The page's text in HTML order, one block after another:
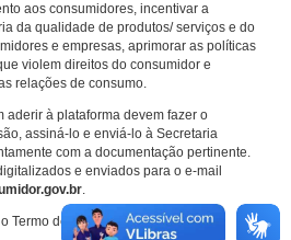
aos consumidores, incentivar a
da qualidade de produtos/ serviços e do
e empresas, aprimorar as políticas
violem direitos do consumidor e
relações de consumo.
aderir à plataforma devem fazer o
assiná-lo e enviá-lo à Secretaria
com a documentação pertinente.
e enviados para o e-mail
.
Termo de Adesão.